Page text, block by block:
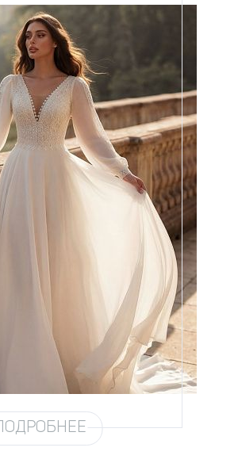
42, 44, 46, 48, 50, 52, 54, 56,
А-силуэт
Шифон (3 метра)
ПОДРОБНЕЕ